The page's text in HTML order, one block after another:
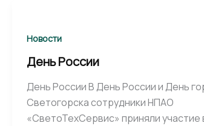
Новости
День России
День России В День России и День
Светогорска сотрудники НПАО
«СветоТехСервис» приняли участие